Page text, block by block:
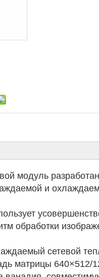
модуль
и
обработки
сетевой
матрицы 640×512/